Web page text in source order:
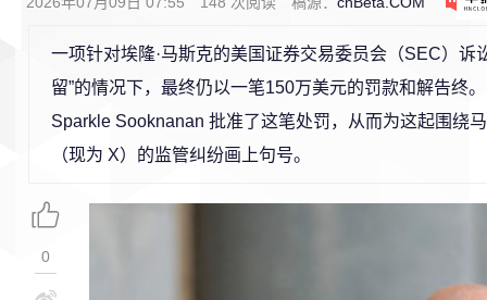
一项针对埃隆·马斯克的美国证券交易委员会（SEC）诉
留”的情况下，最终仍以一笔150万美元的罚款和解告终
Sparkle Sooknanan 批准了这笔处罚，从而为这起围绕
（现为 X）的监管纠纷画上句号。
0